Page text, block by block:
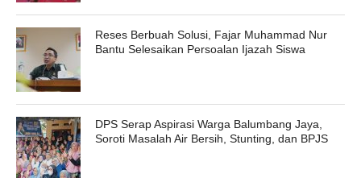
Reses Berbuah Solusi, Fajar Muhammad Nur
Bantu Selesaikan Persoalan Ijazah Siswa
DPS Serap Aspirasi Warga Balumbang Jaya,
Soroti Masalah Air Bersih, Stunting, dan BPJS